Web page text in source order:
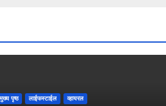
मुख्य पृष्ठ लाईफस्टाईल व्हायरल